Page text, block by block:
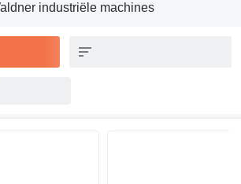
industriële machines